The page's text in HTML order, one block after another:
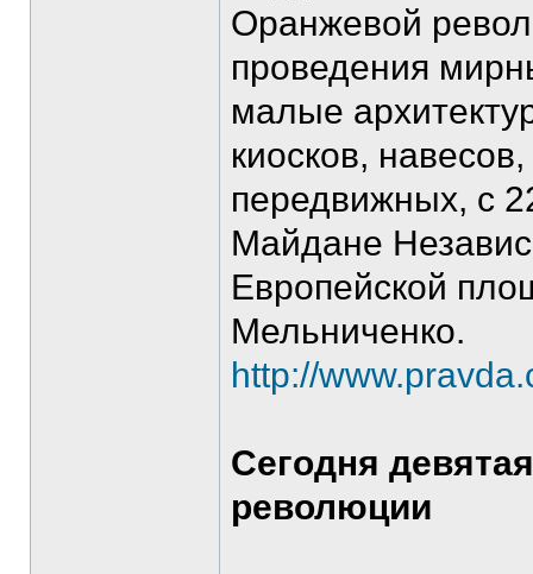
Оранжевой
проведения
малые
киосков,
передвижных, с
Майдане
Европейской
Мельниченко.
http://
Сегодня
революции